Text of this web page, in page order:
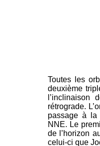
Toutes les
deuxième
l’inclinaison
rétrograde.
passage à la
NNE. Le
de l’horizon
celui-ci que